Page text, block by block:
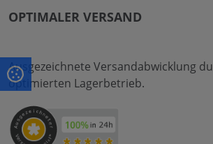
OPTIMALER VERSAND
Ausgezeichnete Versandabwicklung
optimierten Lagerbetrieb.